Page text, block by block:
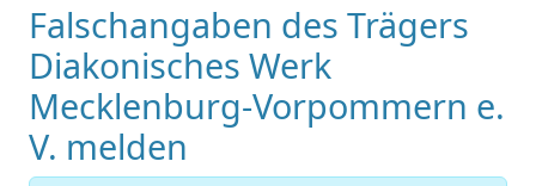
Falschangaben des Trägers
Diakonisches Werk
Mecklenburg-Vorpommern e.
V. melden